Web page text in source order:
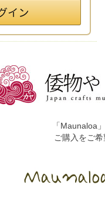
「Maunaloa
ご購入をご